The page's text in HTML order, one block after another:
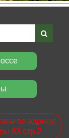
по адресу:
63 стр.2